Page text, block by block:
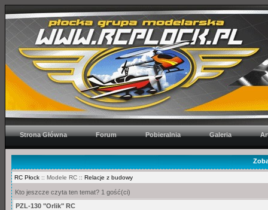
Strona Główna Forum Pobieralnia Galeria
RC Płock :: Modele RC :: Relacje z budowy
Kto jeszcze czyta ten temat? 1 gość(ci)
PZL-130 "Orlik" RC